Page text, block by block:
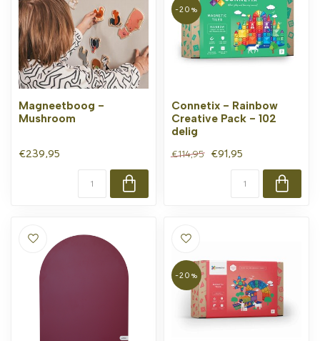
Magneetboog -
Mushroom
€239,95
-20%
Connetix - Rainbow
Creative Pack - 102
delig
€114,95 €91,95
-20%